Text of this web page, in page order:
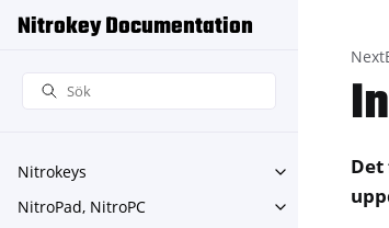
Nitrokey Documentation
Nitrokeys
Toggle
NitroPad, NitroPC
Toggle
Det